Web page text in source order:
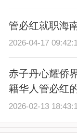
管必红就职海
2026-04-17
赤子丹心耀侨
籍华人管必红
2026-02-13